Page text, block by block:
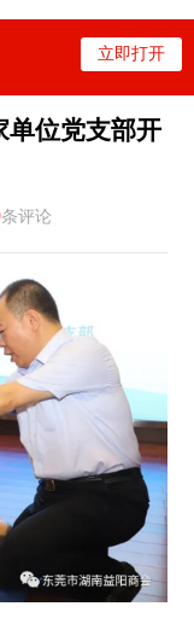
立即打开
单位党支部开
条评论